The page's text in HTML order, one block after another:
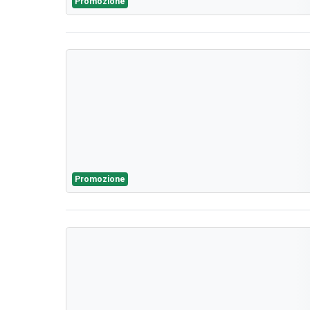
Promozione